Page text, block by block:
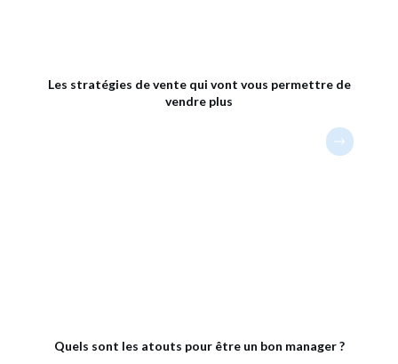
Les stratégies de vente qui vont vous permettre de
vendre plus
Quels sont les atouts pour être un bon manager ?